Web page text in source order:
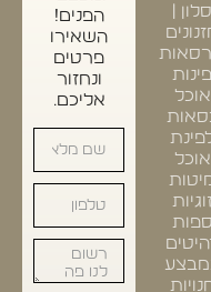
סלון |
פינות
אוכל
אוכל
ספות
הפנים!
השאירו
פרטים
ונחזור
אליכם.